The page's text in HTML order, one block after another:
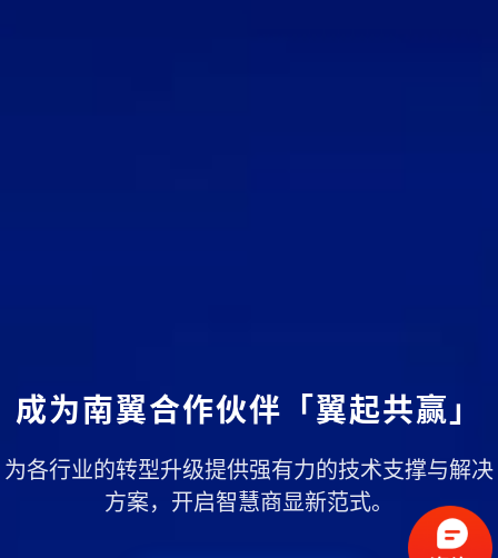
成为南翼合作伙伴「翼起共赢」
为各行业的转型升级提供强有力的技术支撑与解决
方案，开启智慧商显新范式。